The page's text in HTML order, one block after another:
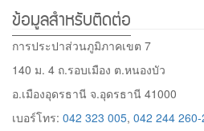
ข้อมูลสำหรับติดต่อ
การประปาส่วนภูมิภาคเขต 7
140 ม. 4 ถ.รอบเมือง ต.หนองบัว
อ.เมืองอุดรธานี จ.อุดรธานี 41000
เบอร์โทร: 042 323 005, 042 244 260-